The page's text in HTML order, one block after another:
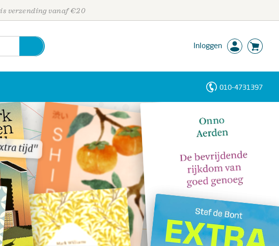
verzending vanaf €20
Inloggen
010-4731397
tijd"
tijd"
Personen
Trefwoorden